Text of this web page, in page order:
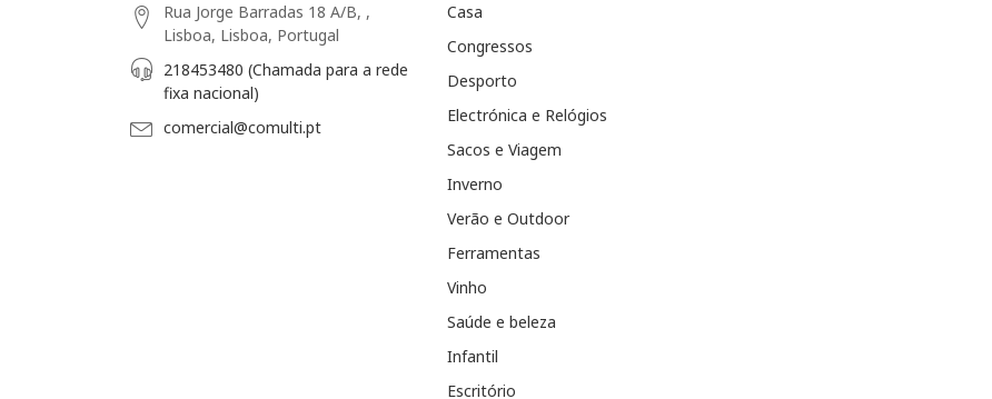
Rua Jorge Barradas 18 A/B, ,
Lisboa, Lisboa, Portugal
218453480 (Chamada para a rede
fixa nacional)
comercial@comulti.pt
Casa
Congressos
Desporto
Electrónica e Relógios
Sacos e Viagem
Inverno
Verão e Outdoor
Ferramentas
Vinho
Saúde e beleza
Infantil
Escritório